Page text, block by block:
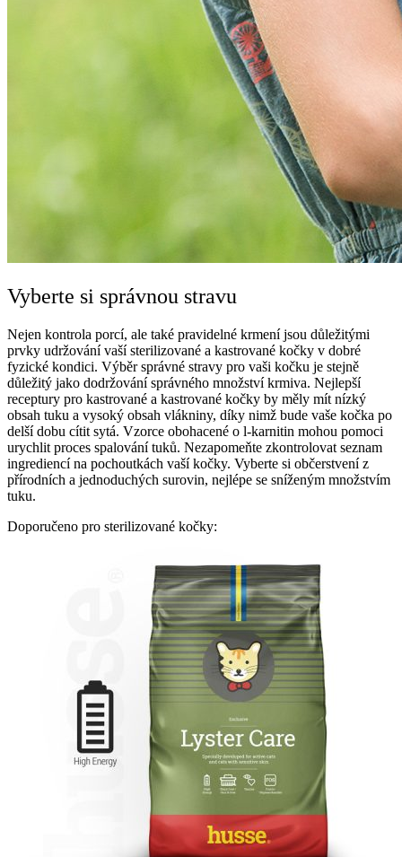
Vyberte si správnou stravu
Nejen kontrola porcí, ale také pravidelné krmení jsou důležitými
prvky udržování vaší sterilizované a kastrované kočky v dobré
fyzické kondici. Výběr správné stravy pro vaši kočku je stejně
důležitý jako dodržování správného množství krmiva. Nejlepší
receptury pro kastrované a kastrované kočky by měly mít nízký
obsah tuku a vysoký obsah vlákniny, díky nimž bude vaše kočka po
delší dobu cítit sytá. Vzorce obohacené o l-karnitin mohou pomoci
urychlit proces spalování tuků. Nezapomeňte zkontrolovat seznam
ingrediencí na pochoutkách vaší kočky. Vyberte si občerstvení z
přírodních a jednoduchých surovin, nejlépe se sníženým množstvím
tuku.
Doporučeno pro sterilizované kočky: